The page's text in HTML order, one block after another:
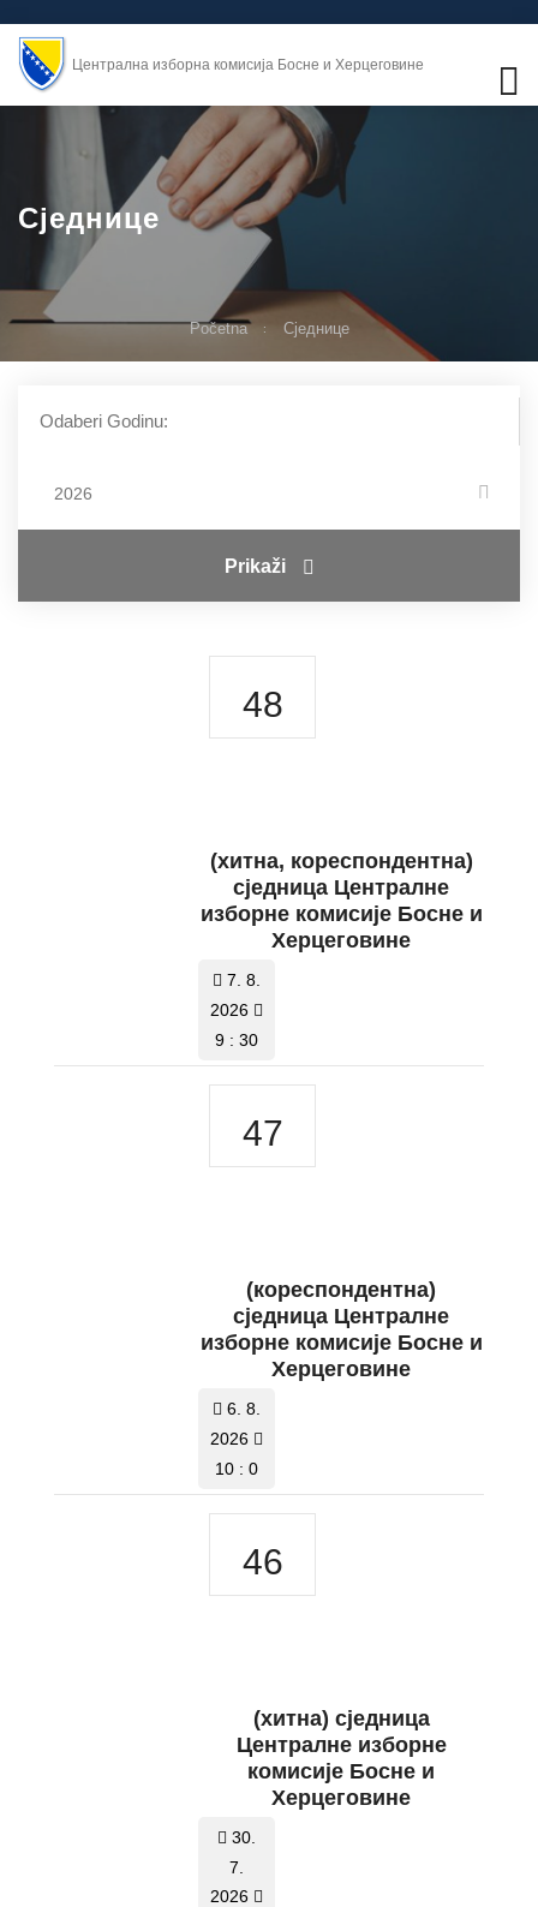
Централна изборна комисија Босне и Херцеговине
Сједнице
Početna Сједнице
Odaberi Godinu:
2026
Prikaži
48
(хитнa, кореспондентнa)
сједницa Централне
изборне комисије Босне и
Херцеговине
7. 8.
2026
9 : 30
47
(кореспондентна)
сједница Централне
изборне комисије Босне и
Херцеговине
6. 8.
2026
10 : 0
46
(хитна) сједница
Централне изборне
комисије Босне и
Херцеговине
30.
7.
2026